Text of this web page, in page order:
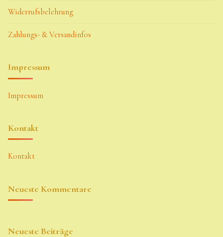
Widerrufsbelehrung
Zahlungs- & Versandinfos
Impressum
Impressum
Kontakt
Kontakt
Neueste Kommentare
Neueste Beiträge